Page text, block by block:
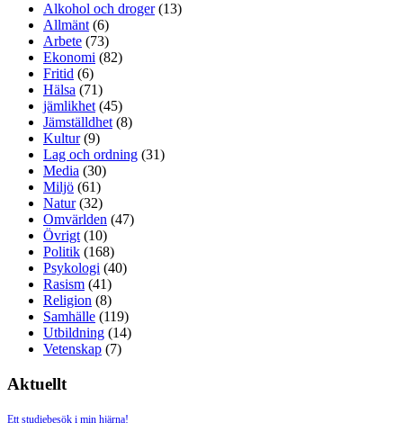
Alkohol och droger(13)
Allmänt (6)
Arbete (73)
Ekonomi (82)
Fritid (6)
Hälsa (71)
jämlikhet (45)
Jämställdhet (8)
Kultur(9)
Lag och ordning (31)
Media (30)
Miljö (61)
Natur(32)
Omvärlden (47)
Övrigt (10)
Politik (168)
Psykologi (40)
Rasism (41)
Religion (8)
Samhälle (119)
Utbildning (14)
Vetenskap (7)
Aktuellt
Ett studiebesök i min hjärna!